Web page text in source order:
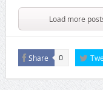
Load more
Share 0